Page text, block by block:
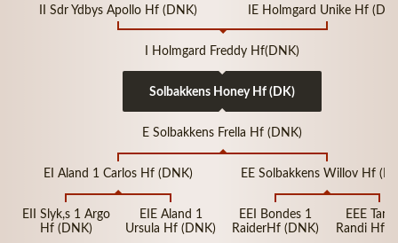
II Sdr Ydbys Apollo Hf (DNK) IE Holmgard Unike Hf
I Holmgard Freddy Hf(DNK)
Solbakkens Honey Hf (DK)
E Solbakkens Frella Hf (DNK)
EI Aland 1 Carlos Hf (DNK) EE Solbakkens Willov Hf
EII Slyk,s 1 Argo
Hf (DNK)
EIE Aland 1
Ursula Hf (DNK)
EEI Bondes 1
RaiderHf (DNK)
EEE
Randi Hf